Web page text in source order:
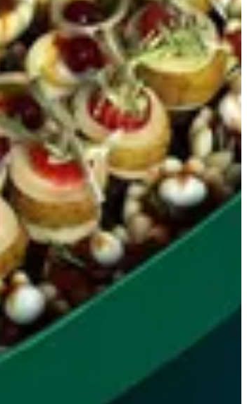
صواني
موالح
ورق عنب
حلو قهوة
سولو
جمعة الصيف
لايت ديل
برانش
اكسكلوسف ديل
اهرامات
سنتر بيس
كيك
سوكريه كلير